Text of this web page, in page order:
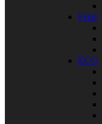
Fetal
ECG